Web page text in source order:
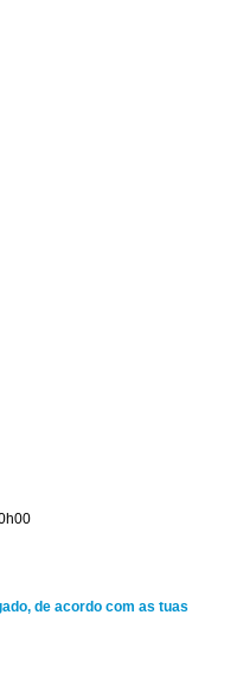
de acordo com as tuas